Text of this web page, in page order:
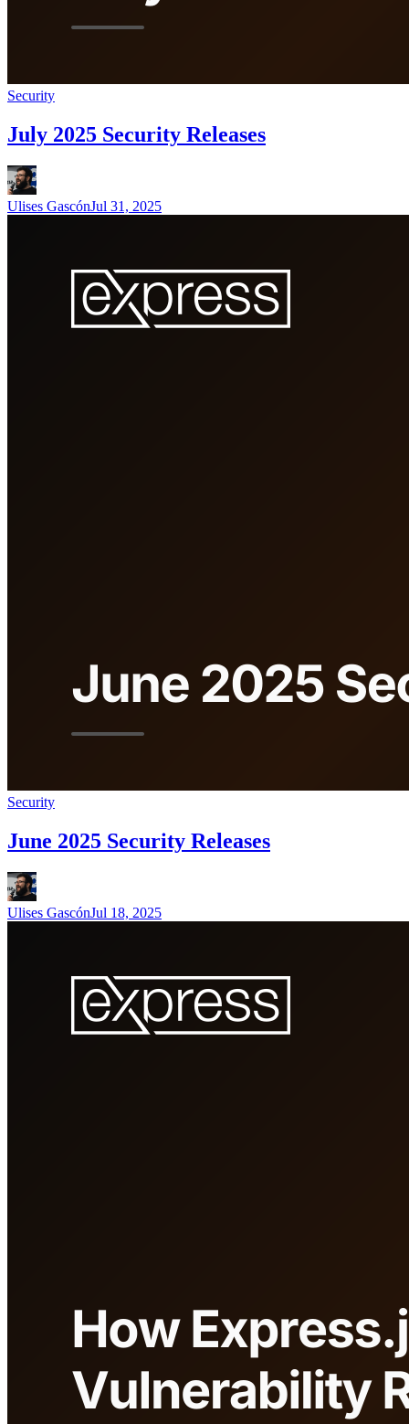
Security
July 2025 Security Releases
Ulises GascónJul 31, 2025
Security
June 2025 Security Releases
Ulises GascónJul 18, 2025